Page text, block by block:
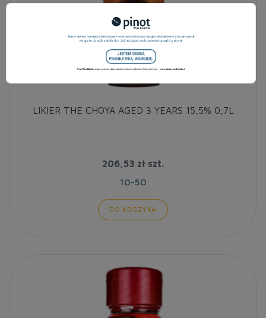
LIKIER THE CHOYA AGED 3 YEARS 15,5% 0,7L
206,53 zł szt.
10-50
DO KOSZYKA